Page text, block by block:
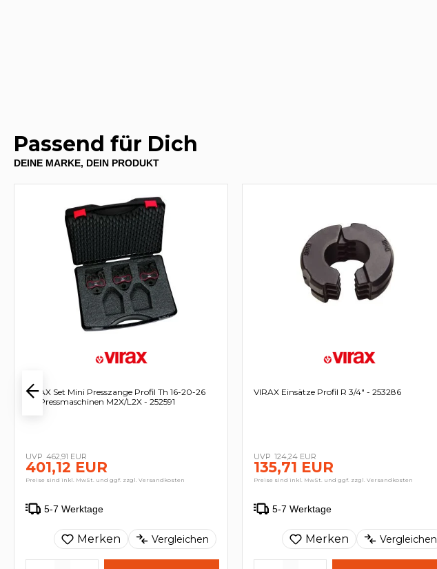
Passend für Dich
DEINE MARKE, DEIN PRODUKT
VIRAX Set Mini Presszange Profil Th 16-20-26
für Pressmaschinen M2X/L2X - 252591
462,91 EUR
401,12 EUR
Preise sind inkl. MwSt. und ggf. zzgl. Versandkosten
5-7 Werktage
Merken Vergleichen
VIRAX Einsätze Profil R 3/4" - 253286
124,24 EUR
135,71 EUR
Preise sind inkl. MwSt. und ggf. zzgl. Versandkosten
5-7 Werktage
Merken Vergleichen